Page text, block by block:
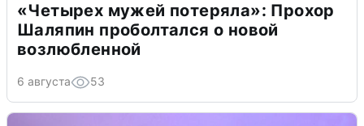
«Четырех мужей потеряла»: Прохор
Шаляпин проболтался о новой
возлюбленной
6 августа 53